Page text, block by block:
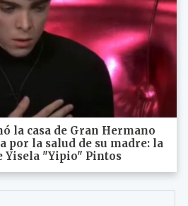
la casa de Gran Hermano
por la salud de su madre: la
Yisela "Yipio" Pintos